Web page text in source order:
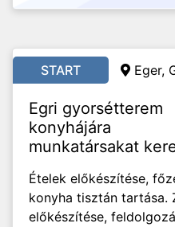
START Eger,
Egri gyorsétterem
konyhájára
munkatársakat
Ételek előkészítése,
konyha tisztán tartása.
előkészítése,